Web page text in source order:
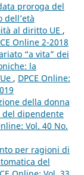
proroga del
al diritto UE ,
Online 2-2018
“a vita” dei
la
, DPCE Online:
della donna
del dipendente
Vol. 40 No.
per ragioni di
del